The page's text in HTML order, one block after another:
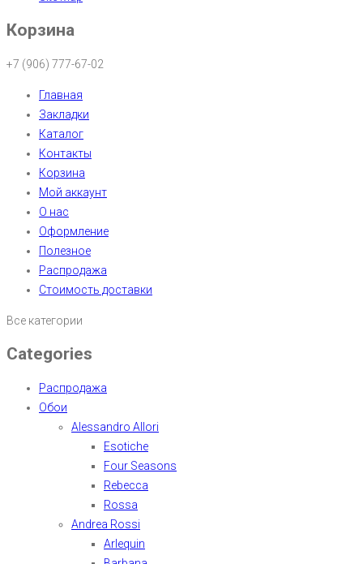
Корзина
+7 (906) 777-67-02
Главная
Закладки
Каталог
Контакты
Корзина
Мой аккаунт
О нас
Оформление
Полезное
Распродажа
Стоимость доставки
Все категории
Categories
Распродажа
Обои
Alessandro Allori
Esotiche
Four Seasons
Rebecca
Rossa
Andrea Rossi
Arlequin